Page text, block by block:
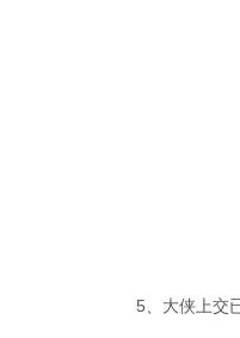
5、大侠上交